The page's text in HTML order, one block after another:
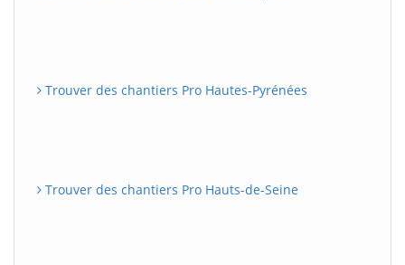
Trouver des chantiers Pro Hautes-Pyrénées
Trouver des chantiers Pro Hauts-de-Seine